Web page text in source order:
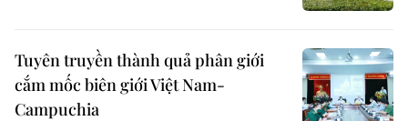
Tuyên truyền thành quả phân giới
cắm mốc biên giới Việt Nam-
Campuchia